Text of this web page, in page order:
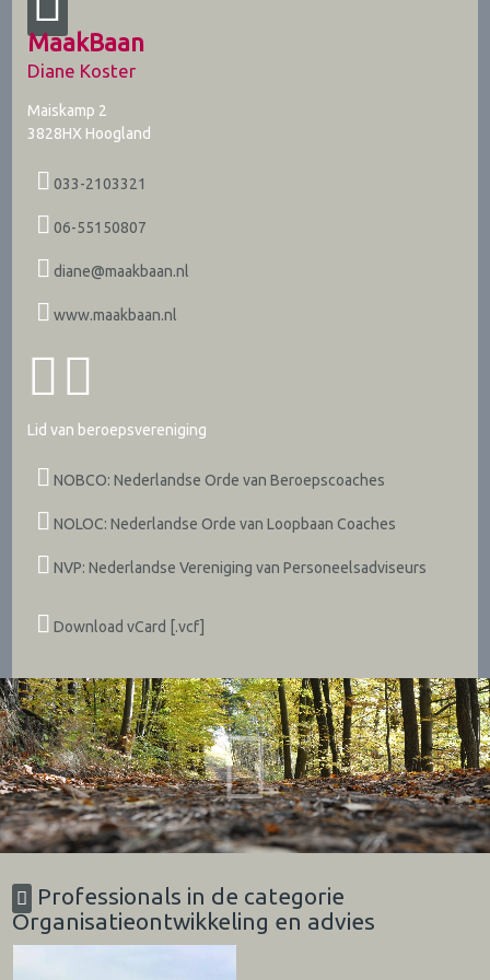
MaakBaan
Diane Koster
Maiskamp 2
3828HX Hoogland
033-2103321
06-55150807
diane@maakbaan.nl
www.maakbaan.nl
Lid van beroepsvereniging
NOBCO: Nederlandse Orde van Beroepscoaches
NOLOC: Nederlandse Orde van Loopbaan Coaches
NVP: Nederlandse Vereniging van Personeelsadviseurs
Download vCard [.vcf]
Professionals in de categorie
Organisatieontwikkeling en advies